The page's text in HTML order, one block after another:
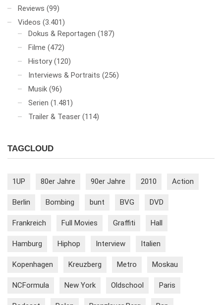
Reviews (99)
Videos (3.401)
Dokus & Reportagen (187)
Filme (472)
History (120)
Interviews & Portraits (256)
Musik (96)
Serien (1.481)
Trailer & Teaser (114)
TAGCLOUD
1UP 80er Jahre 90er Jahre 2010 Action
Berlin Bombing bunt BVG DVD
Frankreich Full Movies Graffiti Hall
Hamburg Hiphop Interview Italien
Kopenhagen Kreuzberg Metro Moskau
NCFormula New York Oldschool Paris